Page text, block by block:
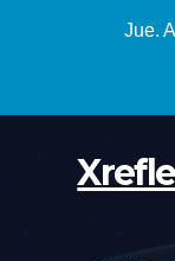
Jue.